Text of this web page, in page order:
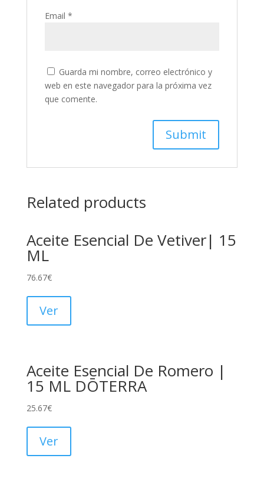
Email *
Guarda mi nombre, correo electrónico y
web en este navegador para la próxima vez
que comente.
Related products
Aceite Esencial De Vetiver| 15
ML
76.67€
Ver
Aceite Esencial De Romero |
15 ML DŌTERRA
25.67€
Ver